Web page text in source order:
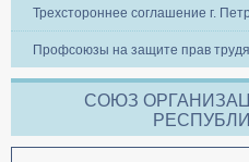
Трехстороннее соглашение г.
Профсоюзы на защите прав
СОЮЗ